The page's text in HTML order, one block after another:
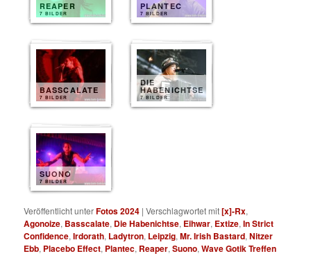
REAPER
7 BILDER
PLANTEC
7 BILDER
BASSCALATE
7 BILDER
DIE
HABENICHTSE
7 BILDER
SUONO
7 BILDER
Veröffentlicht unterFotos 2024 |Verschlagwortet mit[x]-Rx,
Agonoize, Basscalate, Die Habenichtse, Eihwar, Extize,In Strict
Confidence,Irdorath, Ladytron, Leipzig,Mr. Irish Bastard,Nitzer
Ebb, Placebo Effect, Plantec, Reaper,Suono,Wave Gotik Treffen